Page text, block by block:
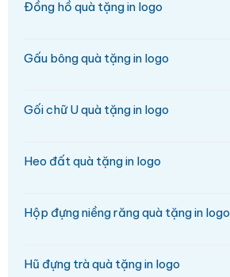
Đồng hồ quà tặng in logo
Gấu bông quà tặng in logo
Gối chữ U quà tặng in logo
Heo đất quà tặng in logo
Hộp đựng niềng răng quà tặng in logo
Hũ đựng trà quà tặng in logo